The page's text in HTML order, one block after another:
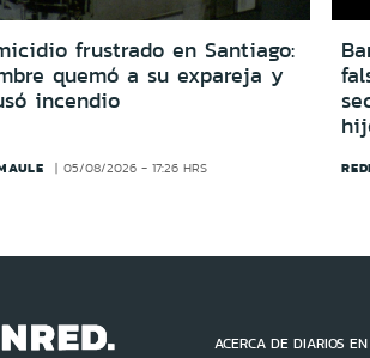
frustrado en Santiago:
quemó a su expareja y
incendio
05/08/2026 - 17:26 HRS
ACERCA DE DIARIOS